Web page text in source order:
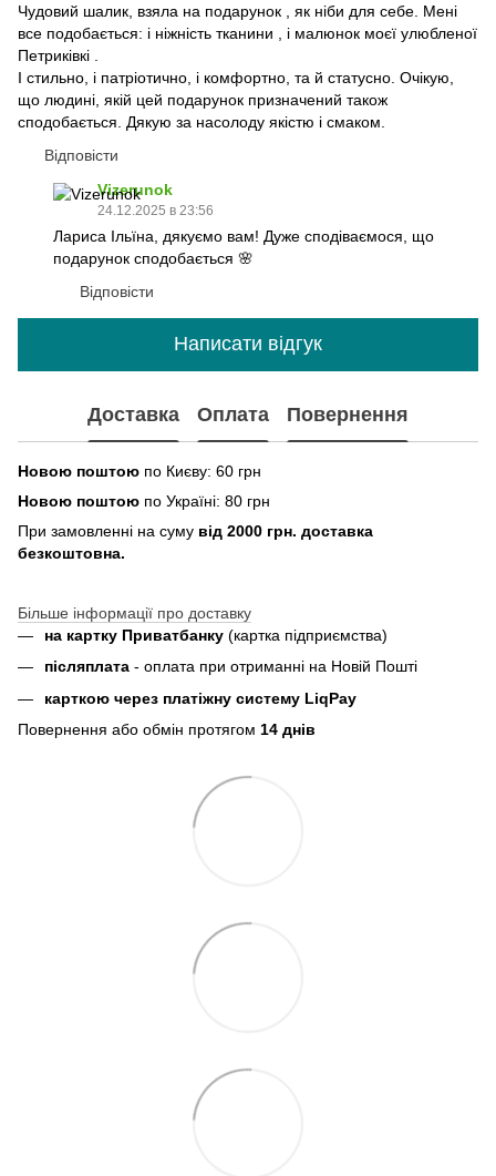
Чудовий шалик, взяла на подарунок , як ніби для себе. Мені
все подобається: і ніжність тканини , і малюнок моєї улюбленої
Петриківкі .
І стильно, і патріотично, і комфортно, та й статусно. Очікую,
що людині, якій цей подарунок призначений також
сподобається. Дякую за насолоду якістю і смаком.
Відповісти
Vizerunok
24.12.2025 в 23:56
Лариса Ільїна, дякуємо вам! Дуже сподіваємося, що
подарунок сподобається 🌸
Відповісти
Написати відгук
Доставка Оплата Повернення
Новою поштою по Києву: 60 грн
Новою поштою по Україні: 80 грн
При замовленні на суму від 2000 грн. доставка
безкоштовна.
Більше інформації про доставку
на картку Приватбанку (картка підприємства)
пiсляплата - оплата при отриманнi на Новій Пошті
карткою через платіжну систему LiqPay
Повернення або обмін протягом 14 днів